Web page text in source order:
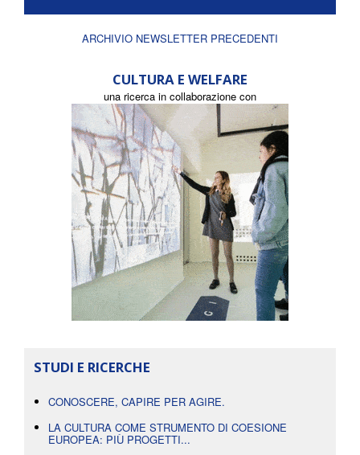
ARCHIVIO NEWSLETTER PRECEDENTI
CULTURA E WELFARE
una ricerca in collaborazione con
STUDI E RICERCHE
CONOSCERE, CAPIRE PER AGIRE.
LA CULTURA COME STRUMENTO DI COESIONE
EUROPEA: PIÙ PROGETTI...